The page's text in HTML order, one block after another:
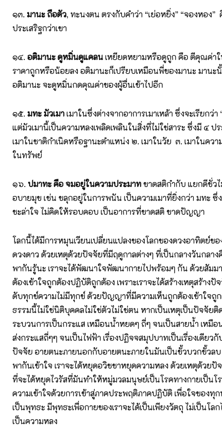
๑๓. มานะ ถือตัว, ทะนงตน ตรงกับคำว่า “เย่อหยิ่ง” “จองหอง
ประเสริฐกว่าเขา
๑๔. อติมานะ ดูหมิ่นดูแคลนเหยียดหยามหรือดูถูก คือ ตีคุณค่า
ราคาถูกหรือน้อยลง อติมานะก็เปรียบเหมือนพี่ของมานะ มานะ
อติมานะ จะดูหมิ่นกดคุณค่าของผู้อื่นเข้าไปอีก
๑๕. มทะ มัวเมาเมาในซึ่งต่างจากอาการเมาเหล้า ซึ่งจะเรียกว่า
แต่มัวเมานี้เป็นความหลงเพลิดเพลินในสิ่งที่ไม่ใช่สาระ ซึ่งมี ๔ ป
เมาในชาติกำเนิดหรือฐานะตำแหน่ง ๒. เมาในวัย ๓. เมาในควา
ในทรัพย์
๑๖. ปมาทะ คือ จมอยู่ในความประมาทขาดสติกำกับ แยกดีชั่ว
อบายมุข เช่น ขลุกอยู่ในการพนัน เป็นความเมาที่ยิ่งกว่า มทะ ซึ่
ชะล่าใจ ไม่คิดให้รอบคอบ เป็นอาการที่ขาดสติ ขาดปัญญา
โลกนี้ได้มีการหมุนเวียนเปลี่ยนแปลงของโลกของดวงอาทิตย์ขอ
ดวงดาว ด้วยเหตุด้วยปัจจัยที่มีฤดูกาลต่างๆ ที่เป็นกลางวันกลาง
พากันรู้นะ เราจะได้พัฒนาใจพัฒนากายไปพร้อมๆ กัน ด้วยสัมม
ต้องเข้าใจถูกต้องปฏิบัติถูกต้อง เพราะเราจะได้สร้างเหตุสร้างปั
ดับทุกข์ความไม่มีทุกข์ ด้วยปัญญาที่มีความเห็นถูกต้องเข้าใจถูก
ธรรมนี้ไม่ใช่นิติบุคคลไม่ใช่ตัวไม่ใช่ตน หากเป็นเหตุเป็นปัจจัยติ
ระบวนการเป็นกระแส เหมือนน้ำหยดๆ ถี่ๆ จนเป็นสายน้ำ เหมื
ส่งกระแสถี่ๆๆ จนเป็นไฟฟ้า เรื่องปฏิจจสมุปบาทเป็นเรื่องเดียวกับ
ปัจจัย อายตนะภายนอกกับอายตนะภายในมันเป็นขั้วบวกขั้วล
พากันเข้าใจ เราจะได้หยุดอวิชชาหยุดความหลง ด้วยเหตุด้วยปั
ที่จะได้หยุดไวรัสที่มันทำให้หมู่มวลมนุษย์เป็นโรคทางกายเป็นโ
ความเข้าใจด้วยการเข้าสู่ภาคประพฤติภาคปฏิบัติ เพื่อใจของทุ
เป็นพุทธะ มีพุทธะเพื่อกายของเราจะได้เป็นเพียงวัตถุ ไม่เป็นโล
เป็นความหลง